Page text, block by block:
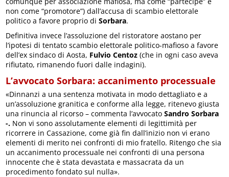
non come “promotore”) dall’accusa di scambio elettorale
politico a favore proprio diSorbara.
Definitiva invece l’assoluzione del ristoratore aostano per
l’ipotesi di tentato scambio elettorale politico-mafioso a favore
dell’ex sindaco di Aosta, Fulvio Centoz (che in ogni caso aveva
rifiutato, rimanendo fuori dalle indagini).
L’avvocato Sorbara: accanimento processuale
«Dinnanzi a una sentenza motivata in modo dettagliato e a
un’assoluzione granitica e conforme alla legge, ritenevo giusta
una rinuncia al ricorso – commenta l’avvocatoSandro Sorbara
-. Non vi sono assolutamente elementi di legittimità per
ricorrere in Cassazione, come già fin dall’inizio non vi erano
elementi di merito nei confronti di mio fratello. Ritengo che sia
un accanimento processuale nei confronti di una persona
innocente che è stata devastata e massacrata da un
procedimento fondato sul nulla».